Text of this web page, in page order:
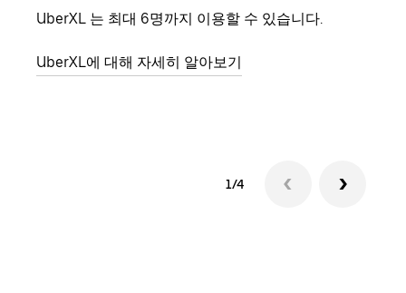
UberXL 는 최대 6명까지 이용할 수 있습니다.
UberXL에 대해 자세히 알아보기
1/4